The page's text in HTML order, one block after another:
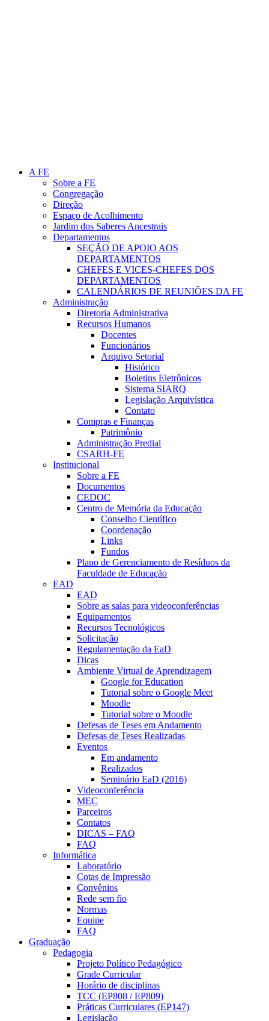
A FE
Sobre a FE
Congregação
Direção
Espaço de Acolhimento
Jardim dos Saberes Ancestrais
Departamentos
SEÇÃO DE APOIO AOS
DEPARTAMENTOS
CHEFES E VICES-CHEFES DOS
DEPARTAMENTOS
CALENDÁRIOS DE REUNIÕES DA FE
Administração
Diretoria Administrativa
Recursos Humanos
Docentes
Funcionários
Arquivo Setorial
Histórico
Boletins Eletrônicos
Sistema SIARQ
Legislação Arquivística
Contato
Compras e Finanças
Patrimônio
Administração Predial
CSARH-FE
Institucional
Sobre a FE
Documentos
CEDOC
Centro de Memória da Educação
Conselho Científico
Coordenação
Links
Fundos
Plano de Gerenciamento de Resíduos da
Faculdade de Educação
EAD
EAD
Sobre as salas para videoconferências
Equipamentos
Recursos Tecnológicos
Solicitação
Regulamentação da EaD
Dicas
Ambiente Virtual de Aprendizagem
Google for Education
Tutorial sobre o Google Meet
Moodle
Tutorial sobre o Moodle
Defesas de Teses em Andamento
Defesas de Teses Realizadas
Eventos
Em andamento
Realizados
Seminário EaD (2016)
Videoconferência
MEC
Parceiros
Contatos
DICAS – FAQ
FAQ
Informática
Laboratório
Cotas de Impressão
Convênios
Rede sem fio
Normas
Equipe
FAQ
Graduação
Pedagogia
Projeto Político Pedagógico
Grade Curricular
Horário de disciplinas
TCC (EP808 / EP809)
Práticas Curriculares (EP147)
Legislação